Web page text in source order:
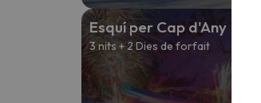
Esquí per Cap d'Any
3 nits + 2 Dies de forfait